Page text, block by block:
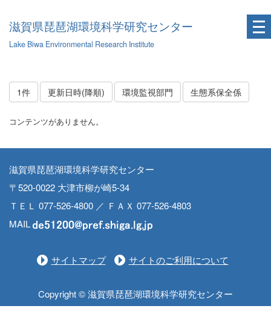
滋賀県琵琶湖環境科学研究センター
Lake Biwa Environmental Research Institute
1件 更新日時(降順) 環境監視部門 生態系保全係
コンテンツがありません。
滋賀県琵琶湖環境科学研究センター
〒520-0022 大津市柳が崎5-34
ＴＥＬ 077-526-4800 ／ ＦＡＸ 077-526-4803
MAIL
サイトマップ サイトのご利用について
Copyright © 滋賀県琵琶湖環境科学研究センター